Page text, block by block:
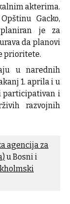
akterima.
Gacko,
je za
da planovi
prioritete.
u narednih
1. aprila i u
participativan i
razvojnih
agencija za
u Bosni i